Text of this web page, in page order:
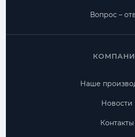
Вопрос –
Наше
Новости
Контакты